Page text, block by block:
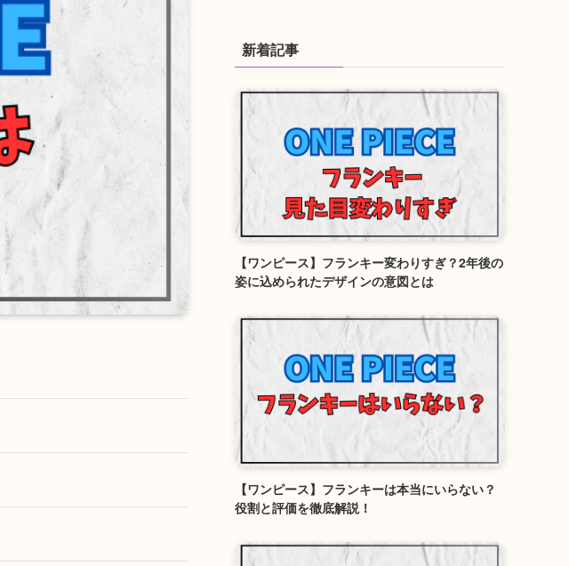
新着記事
【ワンピース】フランキー変わりすぎ？2年後の
姿に込められたデザインの意図とは
【ワンピース】フランキーは本当にいらない？
役割と評価を徹底解説！